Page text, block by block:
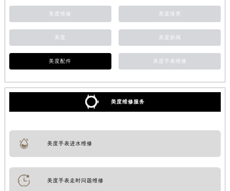
美度维修 美度保养
美度 美度新闻
美度配件 美度手表维修
美度维修服务
美度手表进水维修
美度手表走时问题维修